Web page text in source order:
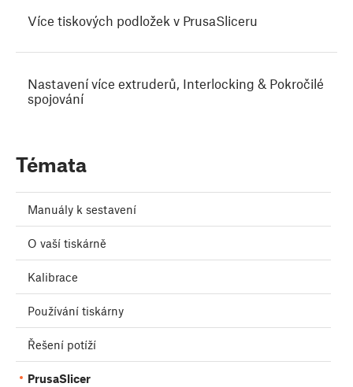
Více tiskových podložek v PrusaSliceru
Nastavení více extruderů, Interlocking & Pokročilé
spojování
Témata
Manuály k sestavení
O vaší tiskárně
Kalibrace
Používání tiskárny
Řešení potíží
PrusaSlicer